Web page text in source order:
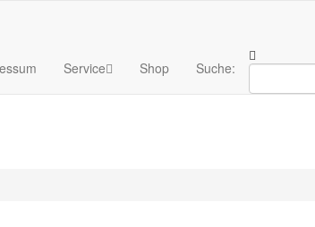
Service Shop Suche: